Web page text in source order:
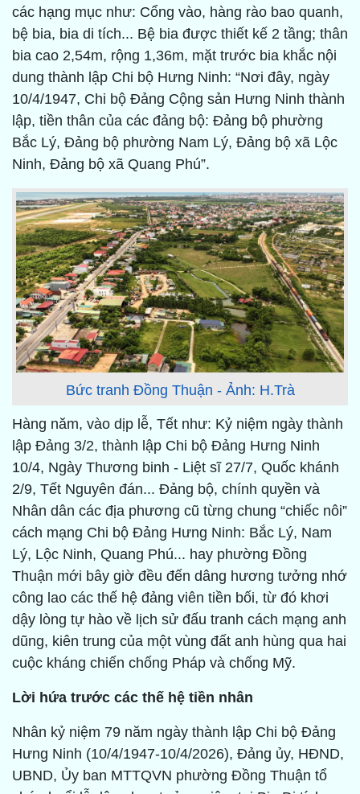
các hạng mục như: Cổng vào, hàng rào bao quanh,
bệ bia, bia di tích... Bệ bia được thiết kế 2 tầng; thân
bia cao 2,54m, rộng 1,36m, mặt trước bia khắc nội
dung thành lập Chi bộ Hưng Ninh: “Nơi đây, ngày
10/4/1947, Chi bộ Đảng Cộng sản Hưng Ninh thành
lập, tiền thân của các đảng bộ: Đảng bộ phường
Bắc Lý, Đảng bộ phường Nam Lý, Đảng bộ xã Lộc
Ninh, Đảng bộ xã Quang Phú”.
Bức tranh Đồng Thuận - Ảnh: H.Trà
Hàng năm, vào dịp lễ, Tết như: Kỷ niệm ngày thành
lập Đảng 3/2, thành lập Chi bộ Đảng Hưng Ninh
10/4, Ngày Thương binh - Liệt sĩ 27/7, Quốc khánh
2/9, Tết Nguyên đán... Đảng bộ, chính quyền và
Nhân dân các địa phương cũ từng chung “chiếc nôi”
cách mạng Chi bộ Đảng Hưng Ninh: Bắc Lý, Nam
Lý, Lộc Ninh, Quang Phú... hay phường Đồng
Thuận mới bây giờ đều đến dâng hương tưởng nhớ
công lao các thế hệ đảng viên tiền bối, từ đó khơi
dậy lòng tự hào về lịch sử đấu tranh cách mạng anh
dũng, kiên trung của một vùng đất anh hùng qua hai
cuộc kháng chiến chống Pháp và chống Mỹ.
Lời hứa trước các thế hệ tiền nhân
Nhân kỷ niệm 79 năm ngày thành lập Chi bộ Đảng
Hưng Ninh (10/4/1947-10/4/2026), Đảng ủy, HĐND,
UBND, Ủy ban MTTQVN phường Đồng Thuận tổ